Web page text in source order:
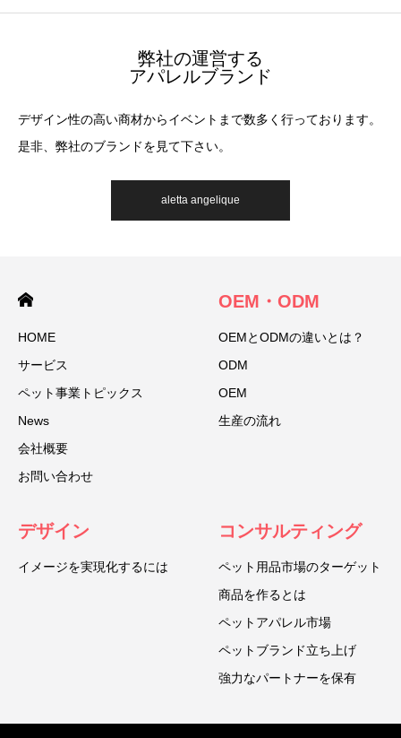
弊社の運営する
アパレルブランド
デザイン性の高い商材からイベントまで数多く行っております。
是非、弊社のブランドを見て下さい。
aletta angelique
HOME
サービス
ペット事業トピックス
News
会社概要
お問い合わせ
OEM・ODM
OEMとODMの違いとは？
ODM
OEM
生産の流れ
デザイン
イメージを実現化するには
コンサルティング
ペット用品市場のターゲット
商品を作るとは
ペットアパレル市場
ペットブランド立ち上げ
強力なパートナーを保有